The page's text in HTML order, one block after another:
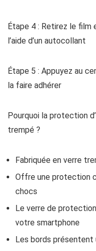
Étape 4 : Retirez le film
l’aide d’un autocollant
Étape 5 : Appuyez au
la faire adhérer
Pourquoi la protection
trempé ?
Fabriquée en verre
Offre une protection
chocs
Le verre de
votre smartphone
Les bords présentent